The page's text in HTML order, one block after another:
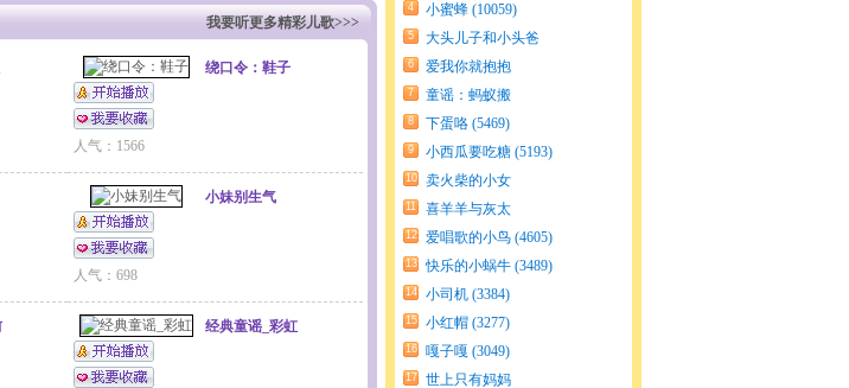
4 小蜜蜂 (10059)
5
大头儿子和小头爸
爸 (7992)
6
爱我你就抱抱
我 (6306)
7
童谣：蚂蚁搬
米 (5809)
8 下蛋咯 (5469)
9 小西瓜要吃糖 (5193)
10
卖火柴的小女
孩 (4935)
11
喜羊羊与灰太
狼 (4695)
12 爱唱歌的小鸟 (4605)
13 快乐的小蜗牛 (3489)
14 小司机 (3384)
15 小红帽 (3277)
16 嘎子嘎 (3049)
17 世上只有妈妈
我要听更多精彩儿歌>>>
绕口令：鞋子
人气：1566
小妹别生气
人气：698
经典童谣_彩虹